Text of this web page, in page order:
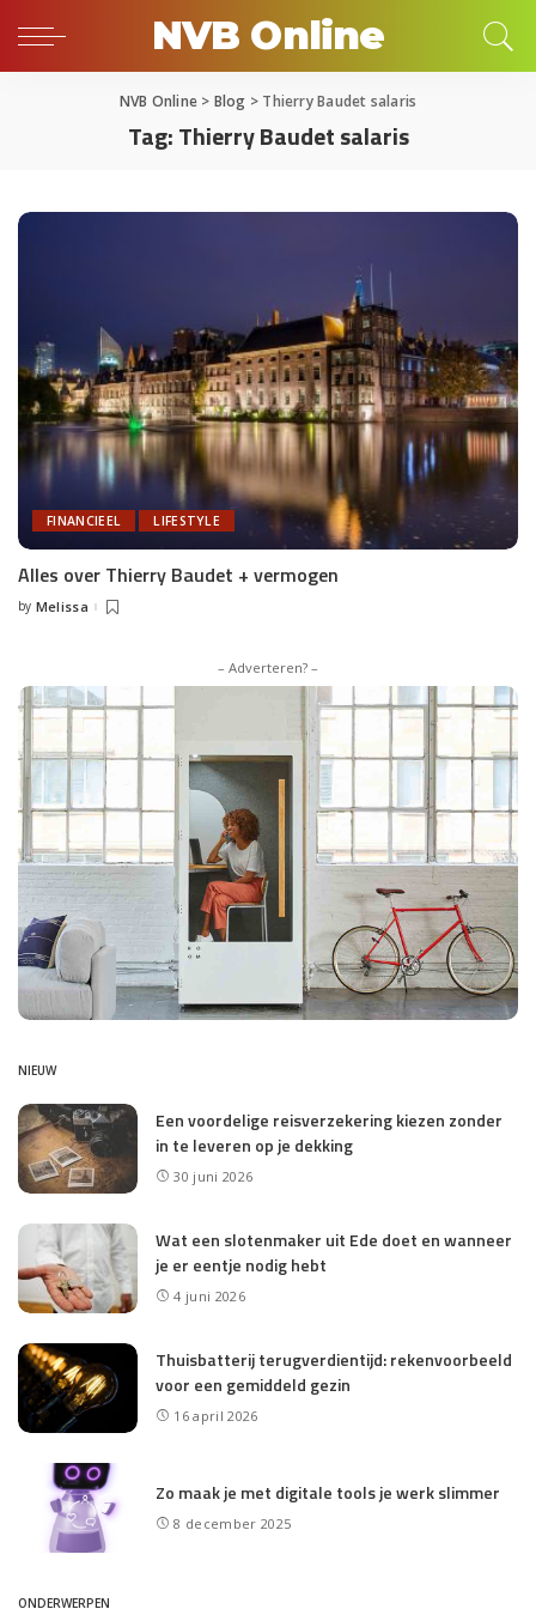
NVB Online
NVB Online > Blog > Thierry Baudet salaris
Tag:Thierry Baudet salaris
FINANCIEEL LIFESTYLE
Alles over Thierry Baudet + vermogen
Posted
by Melissa
– Adverteren? –
NIEUW
Een voordelige reisverzekering kiezen zonder
in te leveren op je dekking
30 juni 2026
Wat een slotenmaker uit Ede doet en wanneer
je er eentje nodig hebt
4 juni 2026
Thuisbatterij terugverdientijd: rekenvoorbeeld
voor een gemiddeld gezin
16 april 2026
Zo maak je met digitale tools je werk slimmer
8 december 2025
ONDERWERPEN